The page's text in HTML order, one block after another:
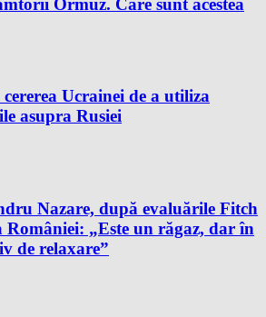
Ormuz. Care sunt acestea
Ucrainei de a utiliza
asupra Rusiei
Nazare, după evaluările Fitch
României: „Este un răgaz, dar în
de relaxare”